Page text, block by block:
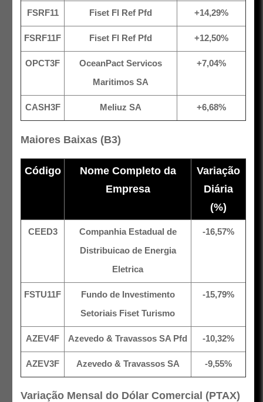
FSRF11 Fiset Fl Ref Pfd +14,29%
FSRF11F Fiset Fl Ref Pfd +12,50%
OPCT3F
OceanPact Servicos
Maritimos SA
+7,04%
CASH3F Meliuz SA +6,68%
Maiores Baixas (B3)
Código
Nome Completo da
Empresa
Variação
Diária
(%)
CEED3
Companhia Estadual de
Distribuicao de Energia
Eletrica
-16,57%
FSTU11F
Fundo de Investimento
Setoriais Fiset Turismo
-15,79%
AZEV4F Azevedo & Travassos SA Pfd -10,32%
AZEV3F Azevedo & Travassos SA -9,55%
Variação Mensal do Dólar Comercial (PTAX)